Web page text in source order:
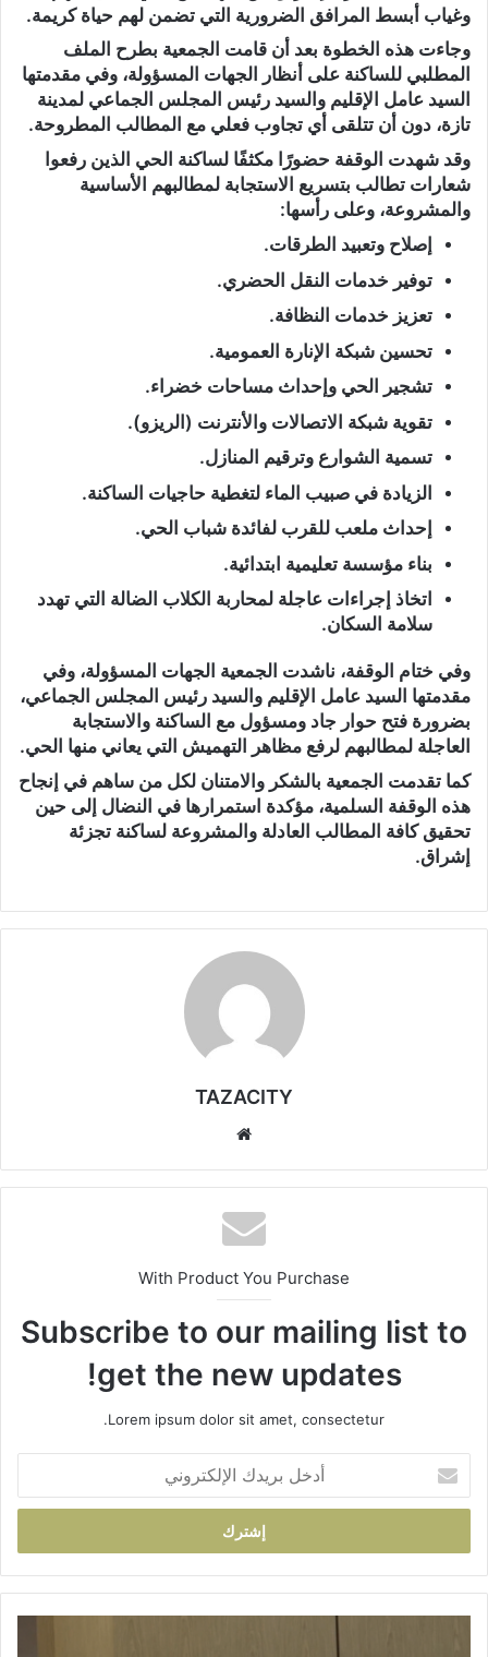
ا
وغياب أبسط المرافق الضرورية التي تضمن لهم حياة كريمة.
وجاءت هذه الخطوة بعد أن قامت الجمعية بطرح الملف
المطلبي للساكنة على أنظار الجهات المسؤولة، وفي مقدمتها
السيد عامل الإقليم والسيد رئيس المجلس الجماعي لمدينة
تازة، دون أن تتلقى أي تجاوب فعلي مع المطالب المطروحة.
وقد شهدت الوقفة حضورًا مكثفًا لساكنة الحي الذين رفعوا
شعارات تطالب بتسريع الاستجابة لمطالبهم الأساسية
والمشروعة، وعلى رأسها:
إصلاح وتعبيد الطرقات.
توفير خدمات النقل الحضري.
تعزيز خدمات النظافة.
تحسين شبكة الإنارة العمومية.
تشجير الحي وإحداث مساحات خضراء.
تقوية شبكة الاتصالات والأنترنت (الريزو).
تسمية الشوارع وترقيم المنازل.
الزيادة في صبيب الماء لتغطية حاجيات الساكنة.
إحداث ملعب للقرب لفائدة شباب الحي.
بناء مؤسسة تعليمية ابتدائية.
اتخاذ إجراءات عاجلة لمحاربة الكلاب الضالة التي تهدد
سلامة السكان.
وفي ختام الوقفة، ناشدت الجمعية الجهات المسؤولة، وفي
مقدمتها السيد عامل الإقليم والسيد رئيس المجلس الجماعي،
بضرورة فتح حوار جاد ومسؤول مع الساكنة والاستجابة
العاجلة لمطالبهم لرفع مظاهر التهميش التي يعاني منها الحي.
كما تقدمت الجمعية بالشكر والامتنان لكل من ساهم في إنجاح
هذه الوقفة السلمية، مؤكدة استمرارها في النضال إلى حين
تحقيق كافة المطالب العادلة والمشروعة لساكنة تجزئة
إشراق.
TAZACITY
الوي
ب
With Product You Purchase
Subscribe to our mailing list to
get the new updates!
Lorem ipsum dolor sit amet, consectetur.
خ
ب
ر